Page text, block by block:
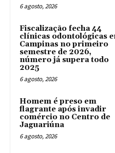
6 agosto, 2026
Fiscalização fecha 44
clínicas odontológicas
Campinas no primeiro
semestre de 2026,
número já supera todo
2025
6 agosto, 2026
Homem é preso em
flagrante após invadir
comércio no Centro de
Jaguariúna
6 agosto, 2026